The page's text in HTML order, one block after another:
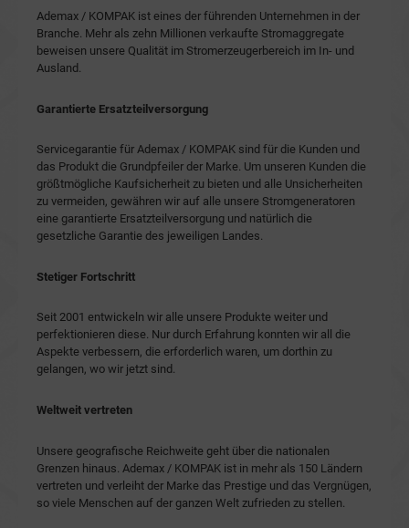
Ademax / KOMPAK ist eines der führenden Unternehmen in der
Branche. Mehr als zehn Millionen verkaufte Stromaggregate
beweisen unsere Qualität im Stromerzeugerbereich im In- und
Ausland.
Garantierte Ersatzteilversorgung
Servicegarantie für Ademax / KOMPAK sind für die Kunden und
das Produkt die Grundpfeiler der Marke. Um unseren Kunden die
größtmögliche Kaufsicherheit zu bieten und alle Unsicherheiten
zu vermeiden, gewähren wir auf alle unsere Stromgeneratoren
eine garantierte Ersatzteilversorgung und natürlich die
gesetzliche Garantie des jeweiligen Landes.
Stetiger Fortschritt
Seit 2001 entwickeln wir alle unsere Produkte weiter und
perfektionieren diese. Nur durch Erfahrung konnten wir all die
Aspekte verbessern, die erforderlich waren, um dorthin zu
gelangen, wo wir jetzt sind.
Weltweit vertreten
Unsere geografische Reichweite geht über die nationalen
Grenzen hinaus. Ademax / KOMPAK ist in mehr als 150 Ländern
vertreten und verleiht der Marke das Prestige und das Vergnügen,
so viele Menschen auf der ganzen Welt zufrieden zu stellen.